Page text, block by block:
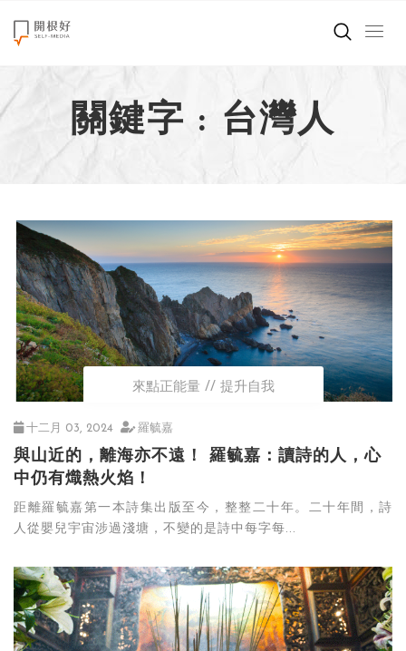
來點正能量
世界在想什麼
創造美好生活
職場商業經濟
影片專區
關於我們
關鍵字 : 台灣人
來點正能量 提升自我
十二月 03, 2024 羅毓嘉
與山近的，離海亦不遠！ 羅毓嘉：讀詩的人，心
中仍有熾熱火焰！
距離羅毓嘉第一本詩集出版至今，整整二十年。二十年間，詩
人從嬰兒宇宙涉過淺塘，不變的是詩中每字每...